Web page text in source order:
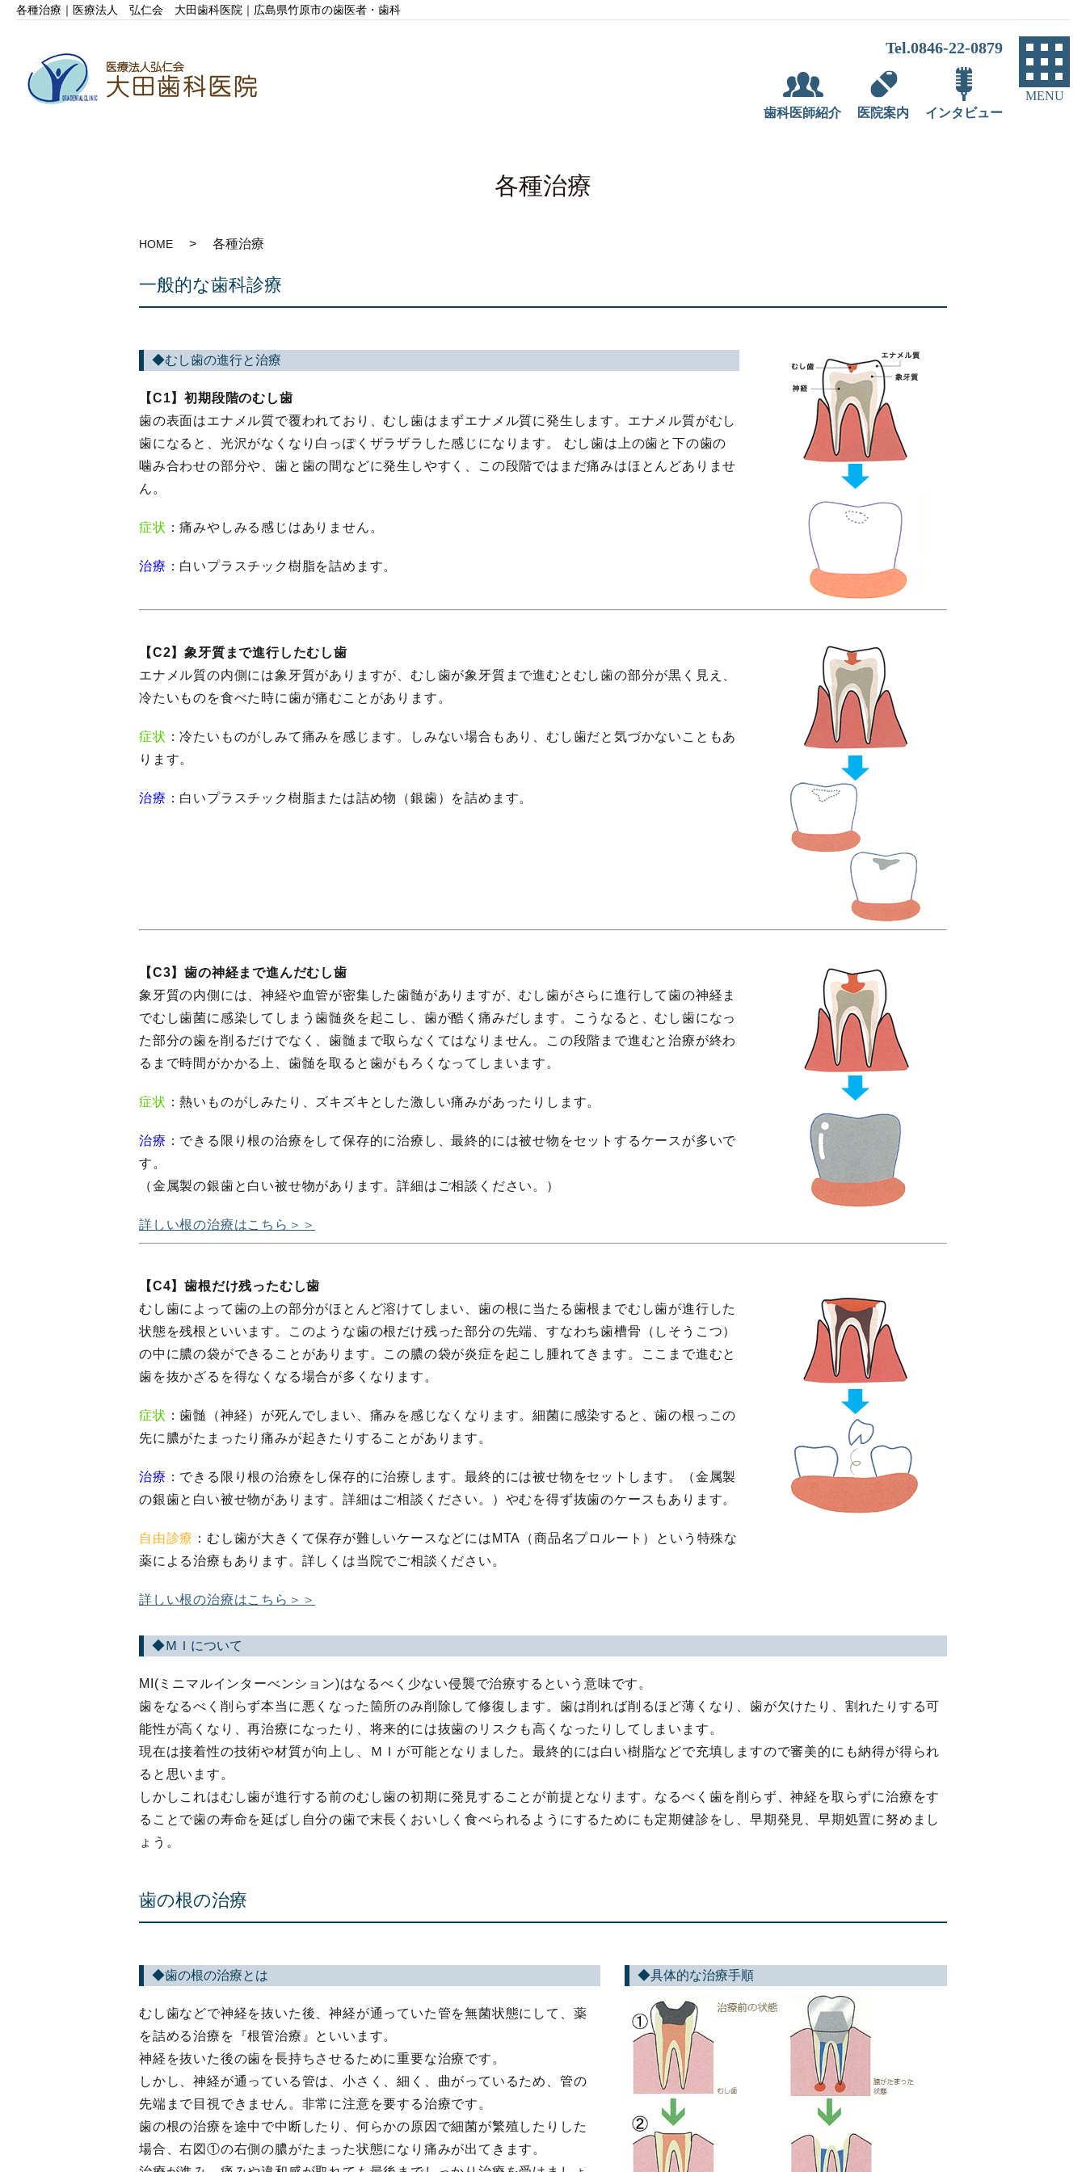
各種治療｜医療法人 弘仁会 大田歯科医院｜広島県竹原市の歯医者・歯科
Tel.0846-22-0879
歯科医師紹介 医院案内 インタビュー
MENU
各種治療
HOME 各種治療
一般的な歯科診療
◆むし歯の進行と治療
【C1】初期段階のむし歯
歯の表面はエナメル質で覆われており、むし歯はまずエナメル質に発生します。エナメル質がむし
歯になると、光沢がなくなり白っぽくザラザラした感じになります。 むし歯は上の歯と下の歯の
噛み合わせの部分や、歯と歯の間などに発生しやすく、この段階ではまだ痛みはほとんどありませ
ん。
症状 ：痛みやしみる感じはありません。
治療 ：白いプラスチック樹脂を詰めます。
【C2】象牙質まで進行したむし歯
エナメル質の内側には象牙質がありますが、むし歯が象牙質まで進むとむし歯の部分が黒く見え、
冷たいものを食べた時に歯が痛むことがあります。
症状 ：冷たいものがしみて痛みを感じます。しみない場合もあり、むし歯だと気づかないこともあ
ります。
治療 ：白いプラスチック樹脂または詰め物（銀歯）を詰めます。
【C3】歯の神経まで進んだむし歯
象牙質の内側には、神経や血管が密集した歯髄がありますが、むし歯がさらに進行して歯の神経ま
でむし歯菌に感染してしまう歯髄炎を起こし、歯が酷く痛みだします。こうなると、むし歯になっ
た部分の歯を削るだけでなく、歯髄まで取らなくてはなりません。この段階まで進むと治療が終わ
るまで時間がかかる上、歯髄を取ると歯がもろくなってしまいます。
症状 ：熱いものがしみたり、ズキズキとした激しい痛みがあったりします。
治療 ：できる限り根の治療をして保存的に治療し、最終的には被せ物をセットするケースが多いで
す。
（金属製の銀歯と白い被せ物があります。詳細はご相談ください。）
詳しい根の治療はこちら＞＞
【C4】歯根だけ残ったむし歯
むし歯によって歯の上の部分がほとんど溶けてしまい、歯の根に当たる歯根までむし歯が進行した
状態を残根といいます。このような歯の根だけ残った部分の先端、すなわち歯槽骨（しそうこつ）
の中に膿の袋ができることがあります。この膿の袋が炎症を起こし腫れてきます。ここまで進むと
歯を抜かざるを得なくなる場合が多くなります。
症状 ：歯髄（神経）が死んでしまい、痛みを感じなくなります。細菌に感染すると、歯の根っこの
先に膿がたまったり痛みが起きたりすることがあります。
治療 ：できる限り根の治療をし保存的に治療します。最終的には被せ物をセットします。（金属製
の銀歯と白い被せ物があります。詳細はご相談ください。）やむを得ず抜歯のケースもあります。
自由診療 ：むし歯が大きくて保存が難しいケースなどにはMTA（商品名プロルート）という特殊な
薬による治療もあります。詳しくは当院でご相談ください。
詳しい根の治療はこちら＞＞
◆ＭＩについて
MI(ミニマルインターべンション)はなるべく少ない侵襲で治療するという意味です。
歯をなるべく削らず本当に悪くなった箇所のみ削除して修復します。歯は削れば削るほど薄くなり、歯が欠けたり、割れたりする可
能性が高くなり、再治療になったり、将来的には抜歯のリスクも高くなったりしてしまいます。
現在は接着性の技術や材質が向上し、ＭＩが可能となりました。最終的には白い樹脂などで充填しますので審美的にも納得が得られ
ると思います。
しかしこれはむし歯が進行する前のむし歯の初期に発見することが前提となります。なるべく歯を削らず、神経を取らずに治療をす
ることで歯の寿命を延ばし自分の歯で末長くおいしく食べられるようにするためにも定期健診をし、早期発見、早期処置に努めまし
ょう。
歯の根の治療
◆歯の根の治療とは
むし歯などで神経を抜いた後、神経が通っていた管を無菌状態にして、薬
を詰める治療を『根管治療』といいます。
神経を抜いた後の歯を長持ちさせるために重要な治療です。
しかし、神経が通っている管は、小さく、細く、曲がっているため、管の
先端まで目視できません。非常に注意を要する治療です。
歯の根の治療を途中で中断したり、何らかの原因で細菌が繁殖したりした
場合、右図①の右側の膿がたまった状態になり痛みが出てきます。
◆具体的な治療手順